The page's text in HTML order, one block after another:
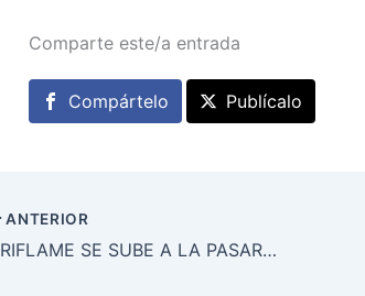
Comparte este/a entrada
Compártelo Publícalo
ANTERIOR
ORIFLAME SE SUBE A LA PASARELA